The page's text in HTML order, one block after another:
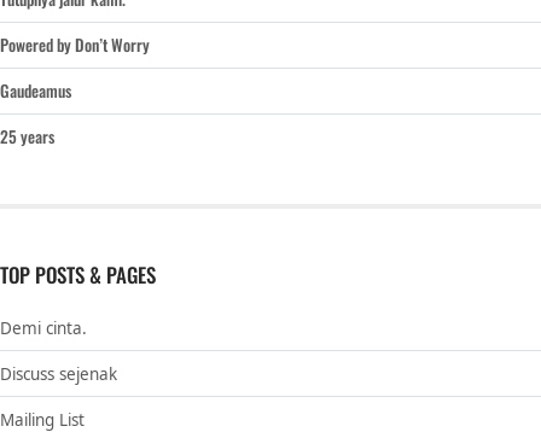
Powered by Don’t Worry
Gaudeamus
25 years
TOP POSTS & PAGES
Demi cinta.
Discuss sejenak
Mailing List